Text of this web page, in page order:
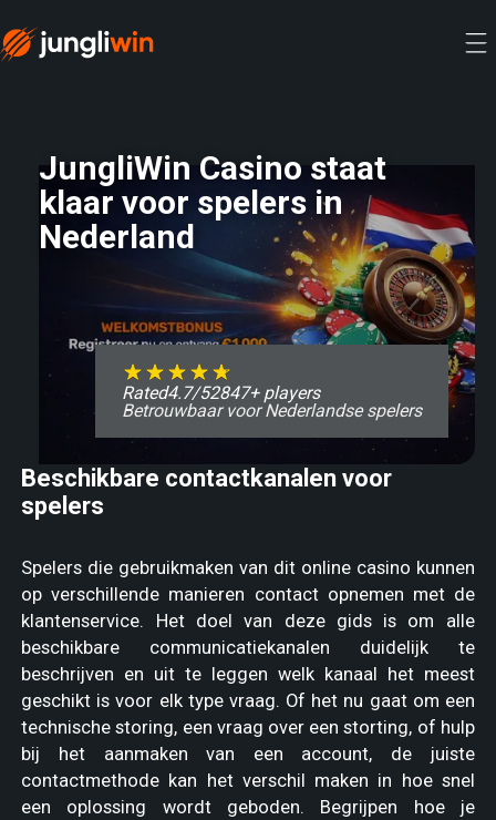
JungliWin Casino staat
klaar voor spelers in
Nederland
Rated4.7/52847+ players
Betrouwbaar voor Nederlandse spelers
Beschikbare contactkanalen voor
spelers
Spelers die gebruikmaken van dit online casino kunnen
op verschillende manieren contact opnemen met de
klantenservice. Het doel van deze gids is om alle
beschikbare communicatiekanalen duidelijk te
beschrijven en uit te leggen welk kanaal het meest
geschikt is voor elk type vraag. Of het nu gaat om een
technische storing, een vraag over een storting, of hulp
bij het aanmaken van een account, de juiste
contactmethode kan het verschil maken in hoe snel
een oplossing wordt geboden. Begrijpen hoe je